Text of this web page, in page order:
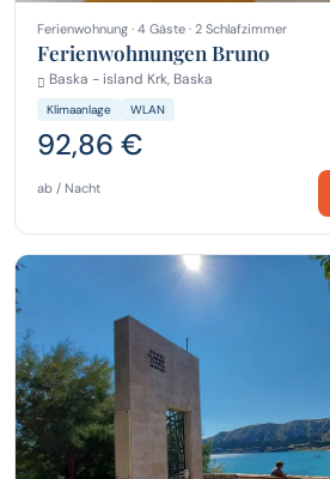
Ferienwohnung · 4 Gäste · 2 Schlafzimmer
Ferienwohnungen Bruno
Baska - island Krk, Baska
Klimaanlage WLAN
92,86 €
ab / Nacht